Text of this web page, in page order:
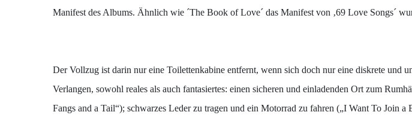
Manifest des Albums. Ähnlich wie ´The Book of Love´ das Manifest von ‚69 Love Songs´
Der Vollzug ist darin nur eine Toilettenkabine entfernt, wenn sich doch nur eine diskrete und
Verlangen, sowohl reales als auch fantasiertes: einen sicheren und einladenden Ort zum
Fangs and a Tail“); schwarzes Leder zu tragen und ein Motorrad zu fahren („I Want To Join